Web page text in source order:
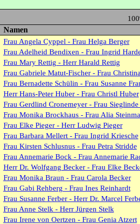
Namen
Frau Angela Cyppel - Frau Helga Berger
Frau Adelheid Bendixen - Frau Ingrid
Frau Mary Rettig - Herr Harald Rettig
Frau Gabriele Matut-Fischer - Frau
Frau Bernadette Schülin - Frau Susanne
Herr Hans-Peter Huber - Frau Christl Huber
Frau Gerdlind Cronemeyer - Frau
Frau Monika Brockhaus - Frau Alia
Frau Elke Pieger - Herr Ludwig Pieger
Frau Barbara Mellert - Frau Ingrid Kriesche
Frau Kirsten Schlusnus - Frau Petra Stridde
Frau Annemarie Bock - Frau Annemarie
Herr Dr. Wolfgang Becker - Frau Elke
Frau Monika Braun - Frau Carola Becker
Frau Gabi Rehberg - Frau Ines Reinhardt
Frau Susanne Ferber - Herr Dr. Marcel
Frau Anne Stelk - Herr Jürgen Stelk
Frau Irene von Oertzen - Frau Genia Atzert